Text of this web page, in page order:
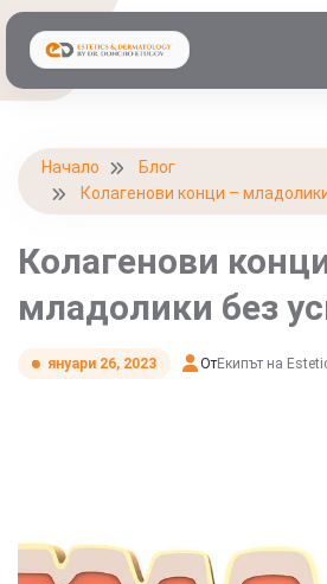
Начало
Блог
Колагенови конци –
Колагенови
младолики без
януари 26, 2023 ОтЕкипът на